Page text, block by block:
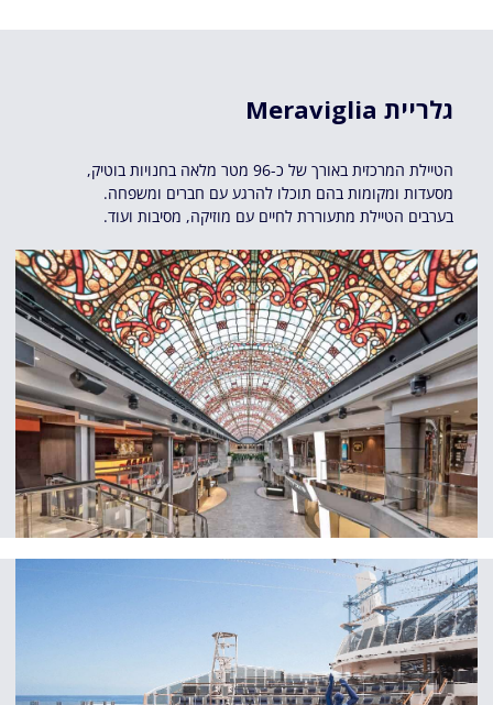
Meraviglia גלריית
הטיילת המרכזית באורך של כ-96 מטר מלאה בחנויות בוטיק,
מסעדות ומקומות בהם תוכלו להרגע עם חברים ומשפחה.
בערבים הטיילת מתעוררת לחיים עם מוזיקה, מסיבות ועוד.